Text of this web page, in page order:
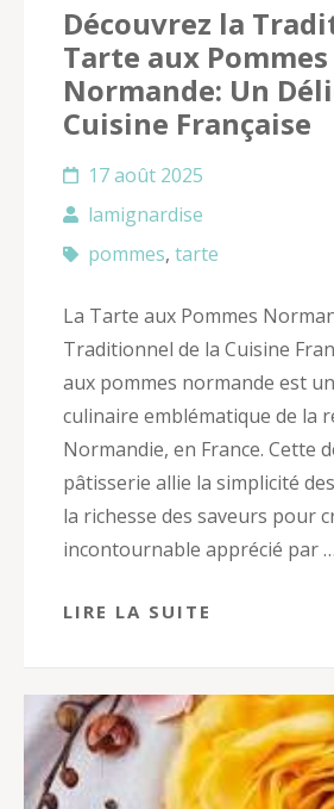
Découvrez la
Tarte aux Pommes
Normande: Un
Cuisine Française
17 août 2025
lamignardise
pommes, tarte
La Tarte aux Pommes
Traditionnel de la Cuisine
aux pommes normande est
culinaire emblématique de la
Normandie, en France. Cette
pâtisserie allie la simplicité
la richesse des saveurs pour
incontournable apprécié par …
LIRE LA SUITE